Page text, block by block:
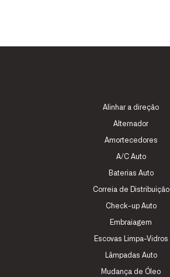
Alinhar a direção
Alternador
Amortecedores
A/C Auto
Baterias Auto
Correia de Distribuição
Check-up Auto
Embraiagem
Escovas Limpa-Vidros
Lâmpadas Auto
Mudança de Óleo